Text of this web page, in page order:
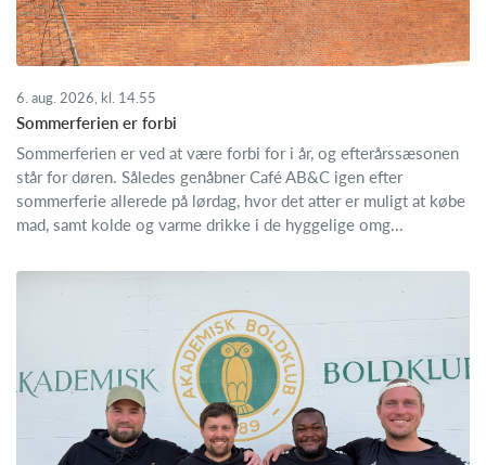
6. aug. 2026, kl. 14.55
Sommerferien er forbi
Sommerferien er ved at være forbi for i år, og efterårssæsonen
står for døren. Således genåbner Café AB&C igen efter
sommerferie allerede på lørdag, hvor det atter er muligt at købe
mad, samt kolde og varme drikke i de hyggelige omg...